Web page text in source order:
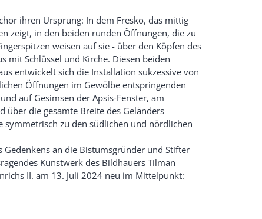
ihren Ursprung: In dem Fresko, das mittig
zeigt, in den beiden runden Öffnungen, die zu
weisen auf sie - über den Köpfen des
mit Schlüssel und Kirche. Diesen beiden
entwickelt sich die Installation sukzessive von
Öffnungen im Gewölbe entspringenden
auf Gesimsen der Apsis-Fenster, am
über die gesamte Breite des Geländers
symmetrisch zu den südlichen und nördlichen
Gedenkens an die Bistumsgründer und Stifter
Kunstwerk des Bildhauers Tilman
II. am 13. Juli 2024 neu im Mittelpunkt: